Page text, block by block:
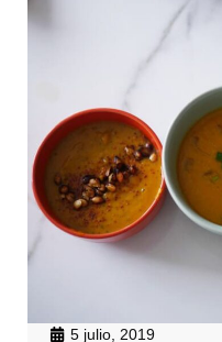
5 julio, 2019